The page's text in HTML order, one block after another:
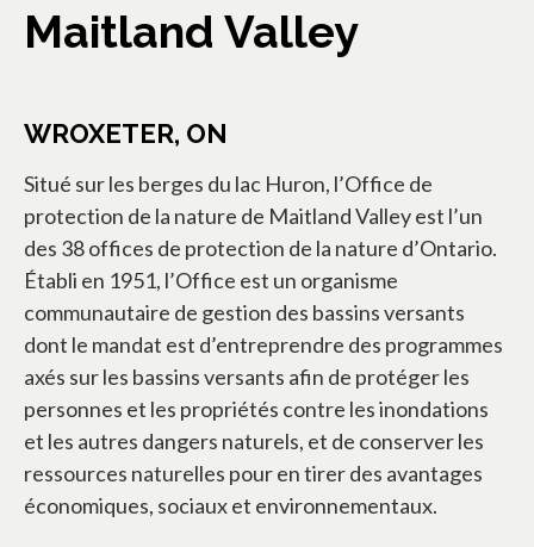
Maitland Valley
WROXETER, ON
Situé sur les berges du lac Huron, l’Office de
protection de la nature de Maitland Valley est l’un
des 38 offices de protection de la nature d’Ontario.
Établi en 1951, l’Office est un organisme
communautaire de gestion des bassins versants
dont le mandat est d’entreprendre des programmes
axés sur les bassins versants afin de protéger les
personnes et les propriétés contre les inondations
et les autres dangers naturels, et de conserver les
ressources naturelles pour en tirer des avantages
économiques, sociaux et environnementaux.